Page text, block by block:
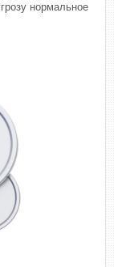
нормальное